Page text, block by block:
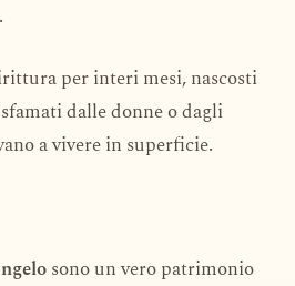
per interi mesi, nascosti
dalle donne o dagli
a vivere in superficie.
sono un vero patrimonio